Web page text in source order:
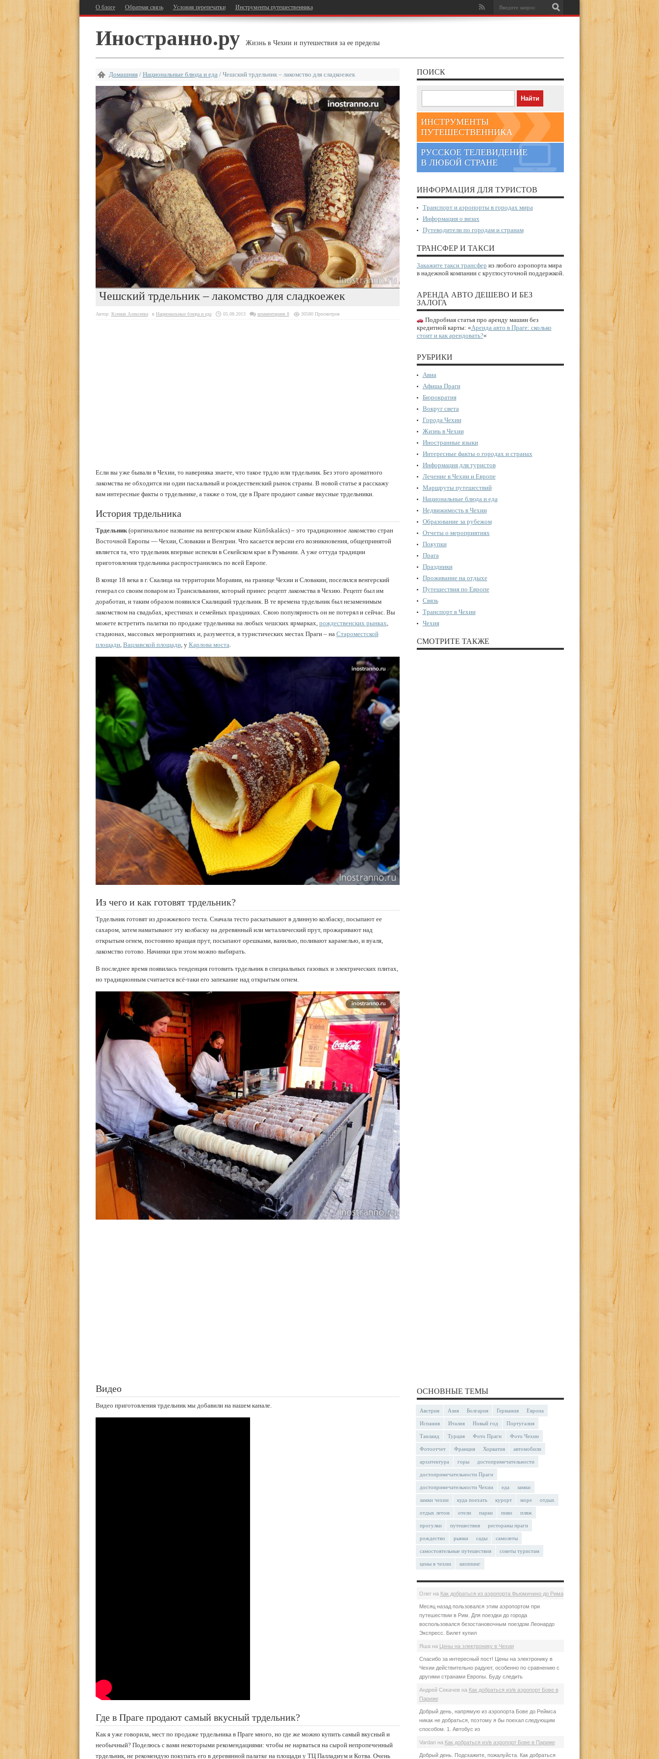
О блоге Обратная связь Условия перепечатки Инструменты путешественника
Иностранно.ру Жизнь в Чехии и путешествия за ее пределы
Домашняя/ Национальные блюда и еда/ Чешский трдельник – лакомство для сладкоежек
Чешский трдельник – лакомство для сладкоежек
Автор: Ксения Алексеева в Национальные блюда и еда 05.08.2013 комментариев 8 30580 Просмотров
Если вы уже бывали в Чехии, то наверняка знаете, что такое трдло или трдельник. Без этого ароматного
лакомства не обходится ни один пасхальный и рождественский рынок страны. В новой статье я расскажу
вам интересные факты о трдельнике, а также о том, где в Праге продают самые вкусные трдельники.
История трдельника
Трдельник(оригинальное название на венгерском языке Kürtőskalács) – это традиционное лакомство стран
Восточной Европы — Чехии, Словакии и Венгрии. Что касается версии его возникновения, общепринятой
является та, что трдельник впервые испекли в Секейском крае в Румынии. А уже оттуда традиции
приготовления трдельника распространились по всей Европе.
В конце 18 века в г. Скалица на территории Моравии, на границе Чехии и Словакии, поселился венгерский
генерал со своим поваром из Трансильвании, который принес рецепт лакомства в Чехию. Рецепт был им
доработан, и таким образом появился Скалицкий трдельник. В те времена трдельник был незаменимым
лакомством на свадьбах, крестинах и семейных праздниках. Свою популярность он не потерял и сейчас. Вы
можете встретить палатки по продаже трдельника на любых чешских ярмарках, рождественских рынках
стадионах, массовых мероприятиях и, разумеется, в туристических местах Праги – на Староместской
площади, Вацлавской площади, у Карлова моста
Из чего и как готовят трдельник?
Трдельник готовят из дрожжевого теста. Сначала тесто раскатывают в длинную колбаску, посыпают ее
сахаром, затем наматывают эту колбаску на деревянный или металлический прут, прожаривают над
открытым огнем, постоянно вращая прут, посыпают орешками, ванилью, поливают карамелью, и вуаля,
лакомство готово. Начинки при этом можно выбирать.
В последнее время появилась тенденция готовить трдельник в специальных газовых и электрических плитах,
но традиционным считается всё-таки его запекание над открытым огнем.
Видео
Видео приготовления трдельник мы добавили на нашем канале.
Где в Праге продают самый вкусный трдельник?
Как я уже говорила, мест по продаже трдельника в Праге много, но где же можно купить самый вкусный и
необычный? Поделюсь с вами некоторыми рекомендациями: чтобы не нарваться на сырой непропеченный
трдельник, не рекомендую покупать его в деревянной палатке на площади у ТЦ Палладиум и Котва. Очень
ПОИСК
ИНСТРУМЕНТЫ
ПУТЕШЕСТВЕННИКА
РУССКОЕ ТЕЛЕВИДЕНИЕ
В ЛЮБОЙ СТРАНЕ
ИНФОРМАЦИЯ ДЛЯ ТУРИСТОВ
Транспорт и аэропорты в городах мира
Информация о визах
Путеводители по городам и странам
ТРАНСФЕР И ТАКСИ
Закажите такси трансфер из любого аэропорта мира
в надежной компании с круглосуточной поддержкой.
АРЕНДА АВТО ДЕШЕВО И БЕЗ
ЗАЛОГА
Подробная статья про аренду машин без
кредитной карты: «Аренда авто в Праге: сколько
стоит и как арендовать?«
РУБРИКИ
Авиа
Афиша Праги
Бюрократия
Вокруг света
Города Чехии
Жизнь в Чехии
Иностранные языки
Интересные факты о городах и странах
Информация для туристов
Лечение в Чехии и Европе
Маршруты путешествий
Национальные блюда и еда
Недвижимость в Чехии
Образование за рубежом
Отчеты о мероприятиях
Покупки
Прага
Праздники
Проживание на отдыхе
Путешествия по Европе
Связь
Транспорт в Чехии
Чехия
СМОТРИТЕ ТАКЖЕ
ОСНОВНЫЕ ТЕМЫ
Австрия Азия Болгария Германия Европа
Испания Италия Новый год Португалия
Таиланд Турция Фото Праги Фото Чехии
Фотоотчет Франция Хорватия автомобили
архитектура горы достопримечательности
достопримечательности Праги
достопримечательности Чехии еда замки
замки чехии куда поехать курорт море отдых
отдых летом отели парки пиво пляж
прогулки путешествия рестораны праги
рождество рынки сады самолеты
самостоятельные путешествия советы туристам
цены в чехии шоппинг
Олегна Как добраться из аэропорта Фьюмичино до Рима
Месяц назад пользовался этим аэропортом при
путешествии в Рим. Для поездки до города
воспользовался безостановочным поездом Леонардо
Экспресс. Билет купил
Яша на Цены на электронику в Чехии
Спасибо за интересный пост! Цены на электронику в
Чехии действительно радуют, особенно по сравнению с
другими странами Европы. Буду следить
Андрей Секачев на Как добраться из/в аэропорт Бове в
Париже
Добрый день, напрямую из аэропорта Бове до Реймса
никак не добраться, поэтому я бы поехал следующим
способом. 1. Автобус из
Vardanна Как добраться из/в аэропорт Бове в Париже
Добрый день. Подскажите, пожалуйста. Как добраться